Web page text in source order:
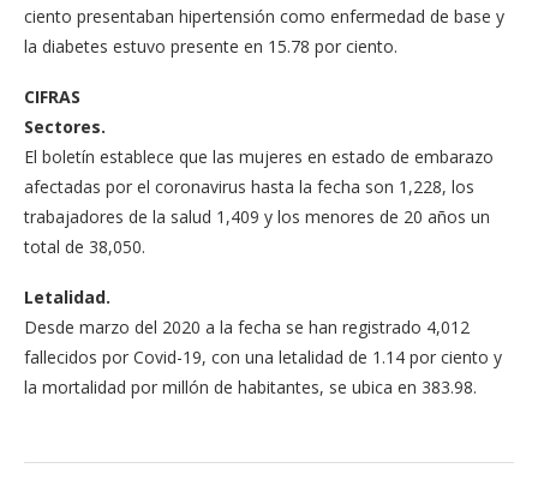
ciento presenta­ban hipertensión como en­fermedad de base y
la dia­betes estuvo presente en 15.78 por ciento.
CIFRAS
Sectores.
El boletín establece que las mujeres en estado de embarazo
afectadas por el coronavirus hasta la fecha son 1,228, los
trabajadores de la salud 1,409 y los menores de 20 años un
total de 38,050.
Letalidad.
Desde marzo del 2020 a la fecha se han registrado 4,012
fallecidos por Covid-19, con una letalidad de 1.14 por ciento y
la mortalidad por millón de habitantes, se ubica en 383.98.